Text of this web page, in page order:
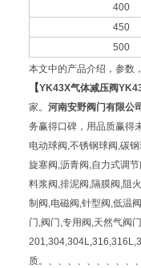
400
450
500
本文中的产品介绍，参数
【YK43X气体减压阀
家。 河南安野阀门有限公司
务赢得口碑，用品质赢得
电动球阀,不锈钢球阀,碳
旋塞阀,沥青阀,自力式调
料浆阀,排泥阀,隔膜阀,阻
制阀,电磁阀,针型阀,低温
门,阀门,专用阀,天然气阀
质。、、、、、、、、、